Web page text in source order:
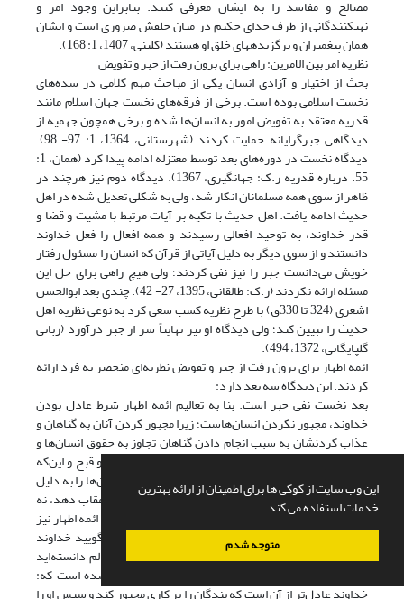
این وب سایت از کوکی ها برای اطمینان از ارائه بهترین
خدمات استفاده می کند.
متوجه شدم
مصالح و مفاسد را به ایشان معرفی کنند. بنابراین وجود امر و
نهى‏کنندگانی از طرف خداى حکیم در میان خلقش ضروری است و ایشان
همان پیغمبران و برگزیده‏هاى خلق او هستند (کلینی، 1407، 1: 168).
نظریه امر بین الامرین: راهی برای برون رفت از جبر و تفویض
بحث از اختیار و آزادی انسان یکی از مباحث مهم کلامی در سده‌های
نخست اسلامی بوده است. برخی از فرقه‌های نخست جهان اسلام مانند
قدریه معتقد به تفویض امور به انسان‌ها شده و برخی همچون جهمیه از
دیدگاهی جبرگرایانه حمایت کردند (شهرستانی، 1364، 1: 97- 98).
دیدگاه نخست در دوره‌های بعد توسط معتزله ادامه پیدا کرد (همان، 1:
55. درباره قدریه ر.ک: جهانگیری، 1367). دیدگاه دوم نیز هرچند در
ظاهر از سوی همه مسلمانان انکار شد، ولی به شکلی تعدیل شده در اهل
حدیث ادامه یافت. اهل حدیث با تکیه بر آیات مرتبط با مشیت و قضا و
قدر خداوند، به توحید افعالی رسیدند و همه افعال را فعل خداوند
دانستند و از سوی دیگر به دلیل آیاتی از قرآن که انسان را مسئول رفتار
خویش می‌دانست جبر را نیز نفی کردند؛ ولی هیچ راهی برای حل این
مسئله ارائه نکردند (ر.ک: طالقانی، 1395، 27- 42). چندی بعد ابوالحسن
اشعری (324 تا 330ق) با طرح نظریه کسب سعی کرد به نوعی نظریه اهل
حدیث را تبیین کند؛ ولی دیدگاه او نیز نهایتاً سر از جبر درآورد (ربانی
گلپایگانی، 1372، 494).
ائمه اطهار برای برون رفت از جبر و تفویض نظریه‌ای منحصر به فرد ارائه
کردند. این دیدگاه سه بعد دارد:
بعد نخست نفی جبر است. بنا به تعالیم ائمه اطهار شرط عادل بودن
خداوند، مجبور نکردن انسان‌هاست؛ زیرا مجبور کردن آنان به گناهان و
عذاب کردنشان به سبب انجام دادن گناهان تجاوز به حقوق انسان‌ها و
در نتیجه ظلم و ستم است. یکی از لوازم اعتقاد به حسن و قبح و این‌که
خداوند مرتکب اعمال قبیح نمی‌شود نیز آن است که انسان‌ها را به دلیل
رفتاری که خودشان و با اختیار مرتکب شده‌اند پاداش و عقاب دهد، نه
اعمالی که به آن مجبور بوده‌اند. این حکم عقلی در سخنان ائمه اطهار نیز
وجود دارد. برای مثال از امام علی نقل شده است که نگویید خداوند
گناهکاران را مجبور به گناه کرده است؛ وگرنه خدا را ظالم دانسته‌اید
(طبرسی، 1403، 1: 209). همچنین از امام صادق نقل شده است که: